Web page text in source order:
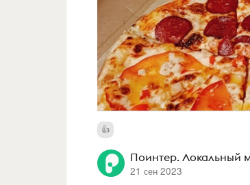
Поинтер. Локальный
21 сен 2023